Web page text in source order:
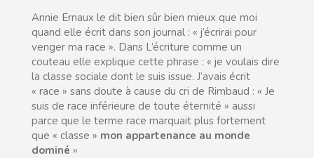
Annie Ernaux le dit bien sûr bien mieux que moi
quand elle écrit dans son journal : « j’écrirai pour
venger ma race ». Dans L’écriture comme un
couteau elle explique cette phrase : « je voulais dire
la classe sociale dont le suis issue. J’avais écrit
« race » sans doute à cause du cri de Rimbaud : « Je
suis de race inférieure de toute éternité » aussi
parce que le terme race marquait plus fortement
que « classe » mon appartenance au monde
dominé »